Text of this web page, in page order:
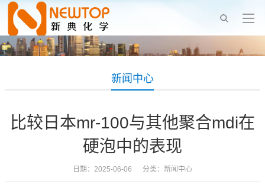
新闻中心
比较日本mr-100与其他聚合mdi在
硬泡中的表现
日期：2025-06-06 分类： 新闻中心